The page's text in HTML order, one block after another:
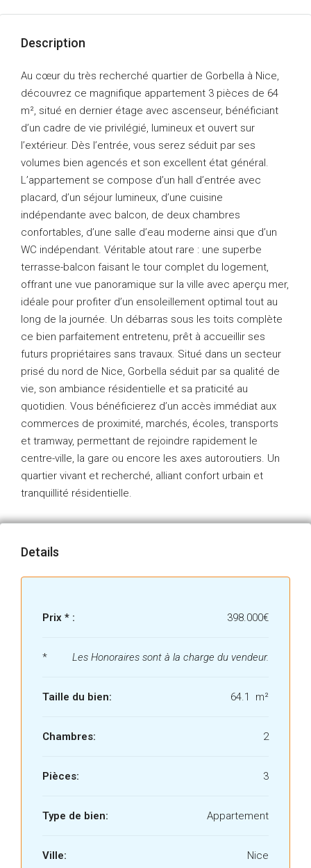
Description
Au cœur du très recherché quartier de Gorbella à Nice,
découvrez ce magnifique appartement 3 pièces de 64
m², situé en dernier étage avec ascenseur, bénéficiant
d’un cadre de vie privilégié, lumineux et ouvert sur
l’extérieur. Dès l’entrée, vous serez séduit par ses
volumes bien agencés et son excellent état général.
L’appartement se compose d’un hall d’entrée avec
placard, d’un séjour lumineux, d’une cuisine
indépendante avec balcon, de deux chambres
confortables, d’une salle d’eau moderne ainsi que d’un
WC indépendant. Véritable atout rare : une superbe
terrasse-balcon faisant le tour complet du logement,
offrant une vue panoramique sur la ville avec aperçu mer,
idéale pour profiter d’un ensoleillement optimal tout au
long de la journée. Un débarras sous les toits complète
ce bien parfaitement entretenu, prêt à accueillir ses
futurs propriétaires sans travaux. Situé dans un secteur
prisé du nord de Nice, Gorbella séduit par sa qualité de
vie, son ambiance résidentielle et sa praticité au
quotidien. Vous bénéficierez d’un accès immédiat aux
commerces de proximité, marchés, écoles, transports
et tramway, permettant de rejoindre rapidement le
centre-ville, la gare ou encore les axes autoroutiers. Un
quartier vivant et recherché, alliant confort urbain et
tranquillité résidentielle.
Details
Prix * : 398.000€
* Les Honoraires sont à la charge du vendeur.
Taille du bien: 64.1 m²
Chambres: 2
Pièces: 3
Type de bien: Appartement
Ville: Nice